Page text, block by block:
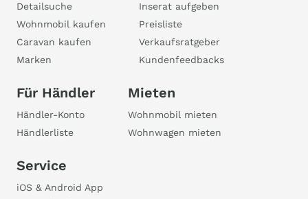
Detailsuche
Wohnmobil kaufen
Caravan kaufen
Marken
Inserat aufgeben
Preisliste
Verkaufsratgeber
Kundenfeedbacks
Für Händler
Händler-Konto
Händlerliste
Mieten
Wohnmobil mieten
Wohnwagen mieten
Service
iOS & Android App